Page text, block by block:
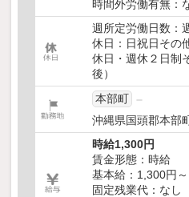
時間外労働有無：
週所定労働日数
休日：日祝日その
休日・週休２日制
後）
本部町
沖縄県国頭郡本部
時給1,300円
賃金形態：時給
基本給：1,300円
固定残業代：なし